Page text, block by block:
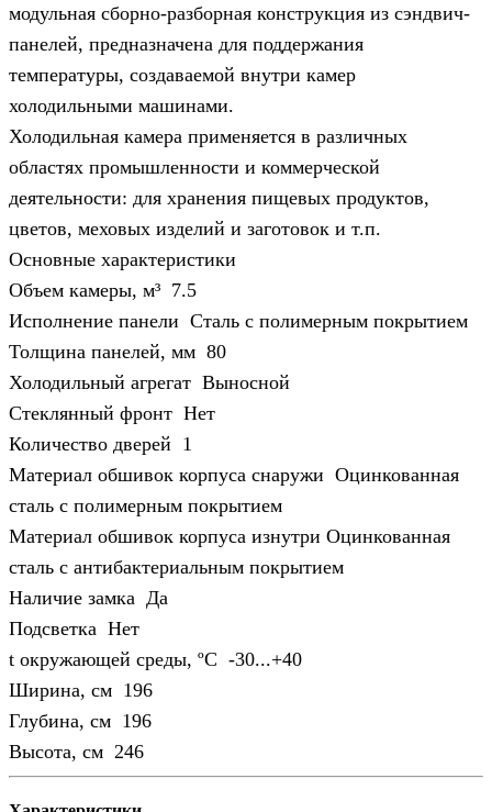
модульная сборно-разборная конструкция из сэндвич-
панелей, предназначена для поддержания
температуры, создаваемой внутри камер
холодильными машинами.
Холодильная камера применяется в различных
областях промышленности и коммерческой
деятельности: для хранения пищевых продуктов,
цветов, меховых изделий и заготовок и т.п.
Основные характеристики
Объем камеры, м³ 7.5
Исполнение панели Сталь с полимерным покрытием
Толщина панелей, мм 80
Холодильный агрегат Выносной
Стеклянный фронт Нет
Количество дверей 1
Материал обшивок корпуса снаружи Оцинкованная
сталь с полимерным покрытием
Материал обшивок корпуса изнутри Оцинкованная
сталь с антибактериальным покрытием
Наличие замка Да
Подсветка Нет
t окружающей среды, ºС -30...+40
Ширина, см 196
Глубина, см 196
Высота, см 246